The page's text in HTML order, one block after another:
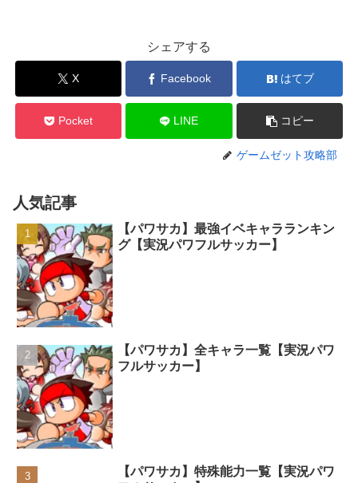
シェアする
X Facebook はてブ
Pocket LINE コピー
ゲームゼット攻略部
人気記事
【パワサカ】最強イベキャラランキン
グ【実況パワフルサッカー】
【パワサカ】全キャラ一覧【実況パワ
フルサッカー】
【パワサカ】特殊能力一覧【実況パワ